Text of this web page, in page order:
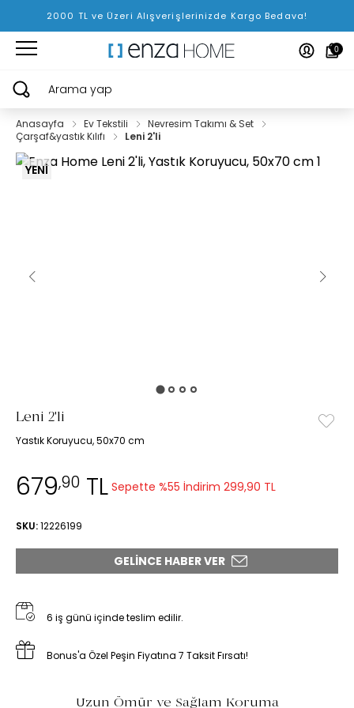
2000 TL ve Üzeri Alışverişlerinizde Kargo Bedava!
0
Arama yap
Anasayfa Ev Tekstili
Nevresim Takımı & Set
Çarşaf&yastık Kılıfı
Leni 2'li
YENİ
Leni 2'li
Yastık Koruyucu, 50x70 cm
679,90 TL Sepette %55 İndirim 299,90 TL
SKU:12226199
GELINCE HABER VER
6 iş günü içinde teslim edilir.
Bonus'a Özel Peşin Fiyatına 7 Taksit Fırsatı!
Uzun Ömür ve Sağlam Koruma